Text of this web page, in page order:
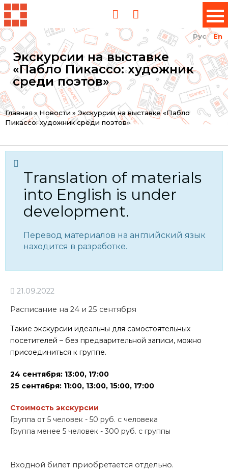
Рус En
Экскурсии на выставке
«Пабло Пикассо: художник
среди поэтов»
You
are
here
Главная» Новости » Экскурсии на выставке «Пабло
Пикассо: художник среди поэтов»
Translation of materials
into English is under
development.
Перевод материалов на английский язык
находится в разработке.
21.09.2022
Расписание на 24 и 25 сентября
Такие экскурсии идеальны для самостоятельных
посетителей – без предварительной записи, можно
присоединиться к группе.
24 сентября: 13:00, 17:00
25 сентября: 11:00, 13:00, 15:00, 17:00
Стоимость экскурсии
Группа от 5 человек - 50 руб. с человека
Группа менее 5 человек - 300 руб. с группы
Входной билет приобретается отдельно.